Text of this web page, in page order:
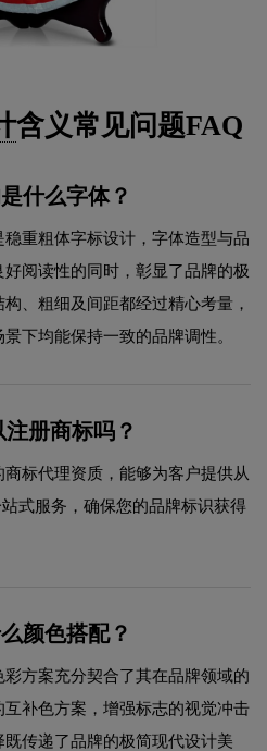
含义常见问题FAQ
什么字体？
重粗体字标设计，字体造型与品
阅读性的同时，彰显了品牌的极
、粗细及间距都经过精心考量，
下均能保持一致的品牌调性。
册商标吗？
标代理资质，能够为客户提供从
式服务，确保您的品牌标识获得
颜色搭配？
方案充分契合了其在品牌领域的
补色方案，增强标志的视觉冲击
传递了品牌的极简现代设计美